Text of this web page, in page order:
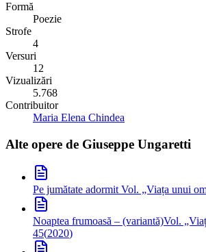
Formă
Poezie
Strofe
4
Versuri
12
Vizualizări
5.768
Contribuitor
Maria Elena Chindea
Alte opere de Giuseppe Ungaretti
Pe jumătate adormitVol. „Viața unui
Noaptea frumoasă – (variantă)Vol.
45(2020)